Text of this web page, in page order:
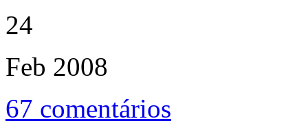
24
Feb 2008
67 comentários